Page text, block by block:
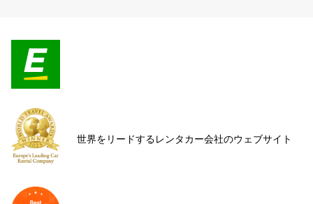
世界をリードするレンタカー会社のウェブサイト